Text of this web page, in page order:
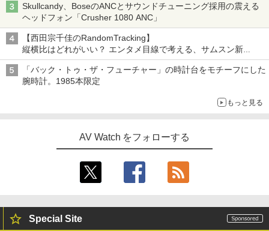
Skullcandy、BoseのANCとサウンドチューニング採用の震える
ヘッドフォン「Crusher 1080 ANC」
【西田宗千佳のRandomTracking】
縦横比はどれがいい？ エンタメ目線で考える、サムスン新
「Galaxy Z Fold」
「バック・トゥ・ザ・フューチャー」の時計台をモチーフにした
腕時計。1985本限定
もっと見る
AV Watch をフォローする
Special Site